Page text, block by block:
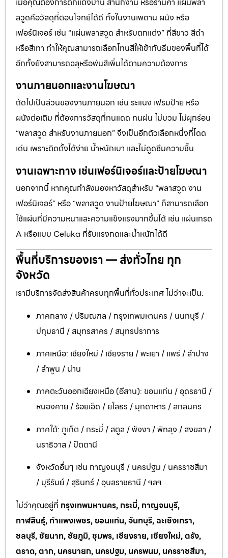
สวูดคือวัสดุที่ตอบโจทย์ได้ดี ทั้งในงานเพดาน ผนัง หรือ
เฟอร์นิเจอร์ เช่น “แผ่นพลาสวูด สำหรับตกแต่ง” ที่สีขาว สีดำ
หรือสีเทา ทำให้คุณสามารถเลือกโทนสีให้เข้ากับธีมของพื้นที่ได้
อีกทั้งยังสามารถฉลุหรือพ่นสีเพิ่มได้ตามความต้องการ
งานภายนอกและงานโฆษณา
ถัดไปเป็นส่วนของงานภายนอก เช่น ระแนง เฟรมป้าย หรือ
ผนังต่อเติม ที่ต้องการวัสดุที่ทนแดด ทนฝน ไม่บวม ไม่ผุกร่อน
“พลาสวูด สำหรับงานภายนอก” จึงเป็นอีกตัวเลือกหนึ่งที่โดด
เด่น เพราะติดตั้งได้ง่าย น้ำหนักเบา และไม่ดูดซึมความชื้น
งานเฉพาะทาง เช่นเฟอร์นิเจอร์และป้ายโฆษณา
นอกจากนี้ หากคุณกำลังมองหาวัสดุสำหรับ “พลาสวูด งาน
เฟอร์นิเจอร์” หรือ “พลาสวูด งานป้ายโฆษณา” ก็สามารถเลือก
ใช้แผ่นที่มีความหนาและความแข็งแรงมากขึ้นได้ เช่น แผ่นเกรด
A หรือแบบ Celuka ที่รับแรงกดและน้ำหนักได้ดี
พื้นที่บริการของเรา — ส่งทั่วไทย ทุก
จังหวัด
เรามีบริการจัดส่งสินค้าครบทุกพื้นที่ทั่วประเทศ ไม่ว่าจะเป็น:
ภาคกลาง / ปริมณฑล / กรุงเทพมหานคร / นนทบุรี /
ปทุมธานี / สมุทรสาคร / สมุทรปราการ
ภาคเหนือ: เชียงใหม่ / เชียงราย / พะเยา / แพร่ / ลำปาง
/ ลำพูน / น่าน
ภาคตะวันออกเฉียงเหนือ (อีสาน): ขอนแก่น / อุดรธานี /
หนองคาย / ร้อยเอ็ด / ยโสธร / มุกดาหาร / สกลนคร
ภาคใต้: ภูเก็ต / กระบี่ / สตูล / พังงา / พัทลุง / สงขลา /
นราธิวาส / ปัตตานี
จังหวัดอื่นๆ เช่น กาญจนบุรี / นครปฐม / นครราชสีมา
/ บุรีรัมย์ / สุรินทร์ / อุบลราชธานี / ฯลฯ
ไม่ว่าคุณอยู่ที่ กรุงเทพมหานคร, กระบี่, กาญจนบุรี,
กาฬสินธุ์, กำแพงเพชร, ขอนแก่น, จันทบุรี, ฉะเชิงเทรา,
ชลบุรี, ชัยนาท, ชัยภูมิ, ชุมพร, เชียงราย, เชียงใหม่, ตรัง,
ตราด, ตาก, นครนายก, นครปฐม, นครพนม, นครราชสีมา,